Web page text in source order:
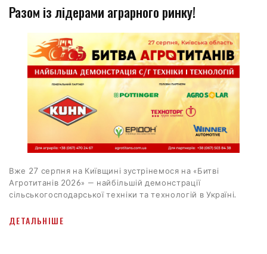
Разом із лідерами аграрного ринку!
Вже 27 серпня на Київщині зустрінемося на «Битві
Агротитанів 2026» — найбільшій демонстрації
сільськогосподарської техніки та технологій в Україні.
ДЕТАЛЬНІШЕ